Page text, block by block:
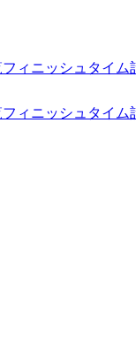
フィニッシュタイム
フィニッシュタイム